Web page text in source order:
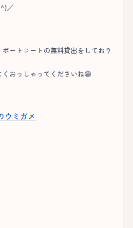
／
ートコートの無料貸出をしており
おっしゃってくださいね😁